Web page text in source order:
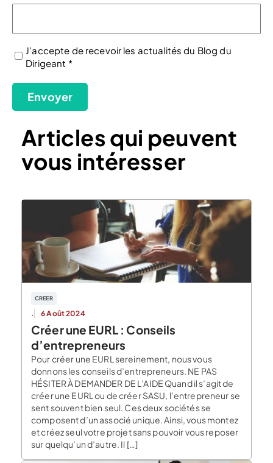
(Nécessaire)
J'accepte de recevoir les actualités du Blog du
Dirigeant *
Envoyer
Articles qui peuvent
vous intéresser
CREER
. 6 Août 2024
Créer une EURL : Conseils
d’entrepreneurs
Pour créer une EURL sereinement, nous vous
donnons les conseils d’entrepreneurs. NE PAS
HÉSITER À DEMANDER DE L’AIDE Quand il s’agit de
créer une EURL ou de créer SASU, l’entrepreneur se
sent souvent bien seul. Ces deux sociétés se
composent d’un associé unique. Ainsi, vous montez
et créez seul votre projet sans pouvoir vous reposer
sur quelqu’un d’autre. Il […]